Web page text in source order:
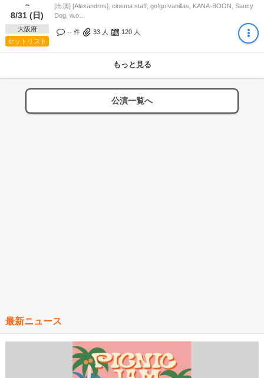
～
8/31 (日)
大阪府
セットリスト
[出演] [Alexandros], cinema staff, go!go!vanillas, KANA-BOON, Saucy
Dog, w.o…
-- 件 33 人 120 人
もっと見る
公演一覧へ
最新ニュース